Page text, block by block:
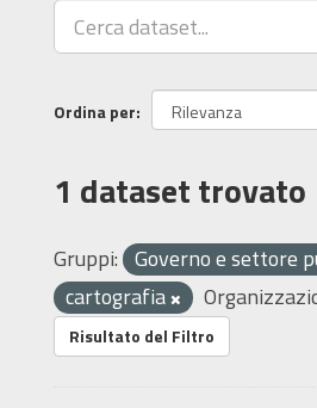
Ordina per
1 dataset trovato
Gruppi: Governo e settore
cartografia
Risultato del Filtro